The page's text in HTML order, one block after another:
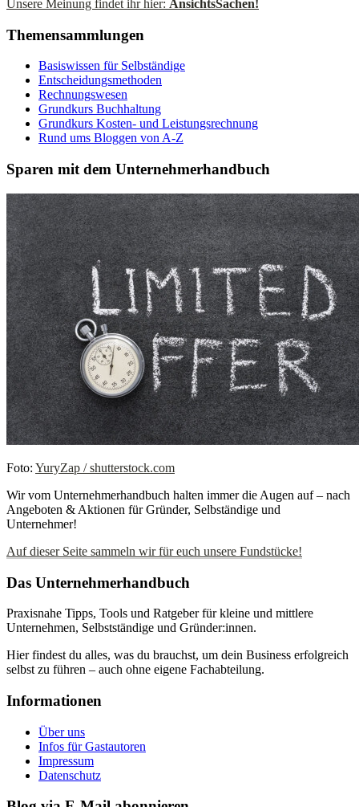
Unsere Meinung findet ihr hier: AnsichtsSachen!
Themensammlungen
Basiswissen für Selbständige
Entscheidungsmethoden
Rechnungswesen
Grundkurs Buchhaltung
Grundkurs Kosten- und Leistungsrechnung
Rund ums Bloggen von A-Z
Sparen mit dem Unternehmerhandbuch
Foto: YuryZap / shutterstock.com
Wir vom Unternehmerhandbuch halten immer die Augen auf – nach
Angeboten & Aktionen für Gründer, Selbständige und
Unternehmer!
Auf dieser Seite sammeln wir für euch unsere Fundstücke!
Das Unternehmerhandbuch
Praxisnahe Tipps, Tools und Ratgeber für kleine und mittlere
Unternehmen, Selbstständige und Gründer:innen.
Hier findest du alles, was du brauchst, um dein Business erfolgreich
selbst zu führen – auch ohne eigene Fachabteilung.
Informationen
Über uns
Infos für Gastautoren
Impressum
Datenschutz